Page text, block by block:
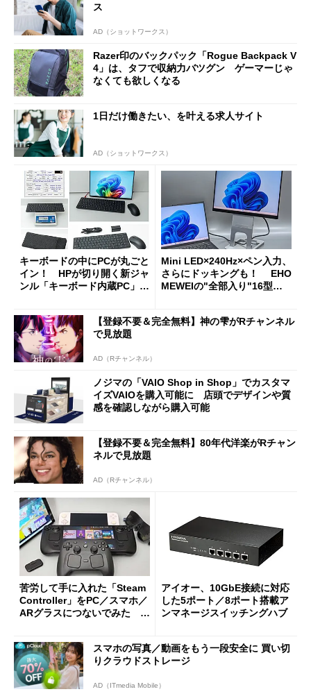
ス
AD（ショットワークス）
Razer印のバックパック「Rogue Backpack V
4」は、タフで収納力バツグン ゲーマーじゃ
なくても欲しくなる
1日だけ働きたい、を叶える求人サイト
AD（ショットワークス）
キーボードの中にPCが丸ごと
イン！ HPが切り開く新ジャ
ンル「キーボード内蔵PC」の
Mini LED×240Hz×ペン入力、
さらにドッキングも！ EHO
MEWEIの"全部入り"16型モ
【登録不要＆完全無料】神の雫がRチャンネル
で見放題
AD（Rチャンネル）
ノジマの「VAIO Shop in Shop」でカスタマ
イズVAIOを購入可能に 店頭でデザインや質
感を確認しながら購入可能
【登録不要＆完全無料】80年代洋楽がRチャン
ネルで見放題
AD（Rチャンネル）
苦労して手に入れた「Steam
Controller」をPC／スマホ／
ARグラスにつないでみた ゲ
アイオー、10GbE接続に対応
した5ポート／8ポート搭載ア
ンマネージスイッチングハブ
スマホの写真／動画をもう一段安全に 買い切
りクラウドストレージ
AD（ITmedia Mobile）